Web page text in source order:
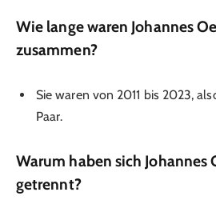
Wie lange waren Johannes
zusammen?
Sie waren von 2011 bis 2023,
Paar.
Warum haben sich Johannes
getrennt?